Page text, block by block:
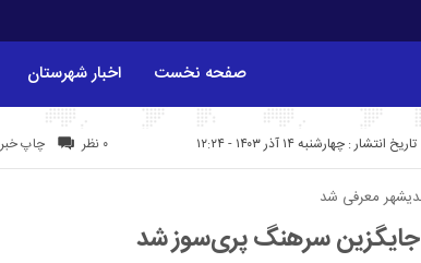
صفحه نخست اخبار شهرستان
تاریخ انتشار : چهارشنبه ۱۴ آذر ۱۴۰۳ - ۱۲:۲۴ چاپ خبر ۰ نظر
معرفی شد
سرهنگ پری‌سوز شد